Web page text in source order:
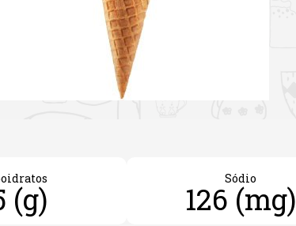
(g)
Sódio
126 (mg)